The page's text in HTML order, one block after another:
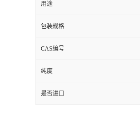
用途
包装规格
CAS编号
纯度
是否进口